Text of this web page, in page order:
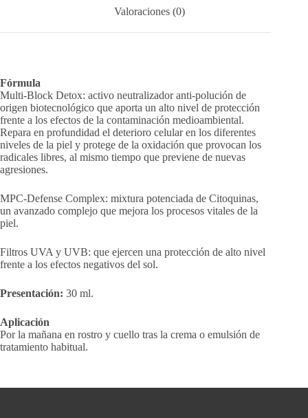
Valoraciones (0)
Fórmula
Multi-Block Detox: activo neutralizador anti-polución de
origen biotecnológico que aporta un alto nivel de protección
frente a los efectos de la contaminación medioambiental.
Repara en profundidad el deterioro celular en los diferentes
niveles de la piel y protege de la oxidación que provocan los
radicales libres, al mismo tiempo que previene de nuevas
agresiones.
MPC-Defense Complex: mixtura potenciada de Citoquinas,
un avanzado complejo que mejora los procesos vitales de la
piel.
Filtros UVA y UVB: que ejercen una protección de alto nivel
frente a los efectos negativos del sol.
Presentación: 30 ml.
Aplicación
Por la mañana en rostro y cuello tras la crema o emulsión de
tratamiento habitual.